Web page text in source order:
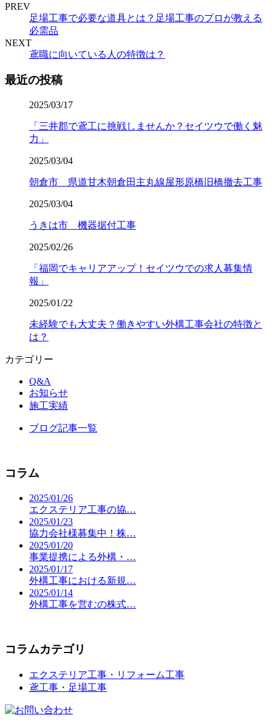
PREV
足場工事で必要な道具とは？足場工事のプロが教える
必需品
NEXT
鳶職に向いている人の特徴は？
最近の投稿
2025/03/17
「三井郡で鳶工に挑戦しませんか？セイツウで働く魅
力」
2025/03/04
朝倉市 県道甘木朝倉田主丸線屋形原橋旧橋撤去工事
2025/03/04
うきは市 機器据付工事
2025/02/26
「福岡でキャリアアップ！セイツウでの求人募集情
報」
2025/01/22
未経験でも大丈夫？働きやすい外構工事会社の特徴と
は？
カテゴリー
Q&A
お知らせ
施工実績
ブログ記事一覧
コラム
2025/01/26
エクステリア工事の協…
2025/01/23
協力会社様募集中！株…
2025/01/20
事業提携による外構・…
2025/01/17
外構工事における新規…
2025/01/14
外構工事を営むの株式…
コラムカテゴリ
エクステリア工事・リフォーム工事
鳶工事・足場工事